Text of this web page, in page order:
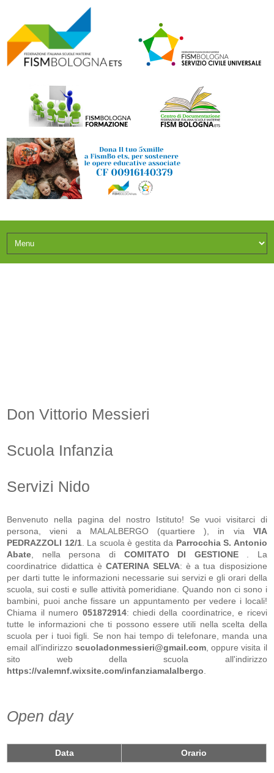
Don Vittorio Messieri
Scuola Infanzia
Servizi Nido
Benvenuto nella pagina del nostro Istituto! Se vuoi visitarci di
persona, vieni a MALALBERGO (quartiere ), in via VIA
PEDRAZZOLI 12/1. La scuolaè gestita da Parrocchia S. Antonio
Abate , nella persona di COMITATO DI GESTIONE
. La
coordinatrice didattica èCATERINA SELVA: è a tua disposizione
per darti tutte le informazioni necessarie sui servizi e gli orari della
scuola, sui costi e sulle attività pomeridiane. Quando non ci sono i
bambini, puoi anche fissare un appuntamento per vedere i locali!
Chiama il numero 051872914: chiedi della coordinatrice, e ricevi
tutte le informazioni che ti possono essere utili nella scelta della
scuola per i tuoi figli. Se non hai tempo di telefonare, manda una
email all'indirizzo scuoladonmessieri@gmail.com, oppure visita il
sito web della scuola all'indirizzo
https://valemnf.wixsite.com/infanziamalalbergo
Open day
Data Orario